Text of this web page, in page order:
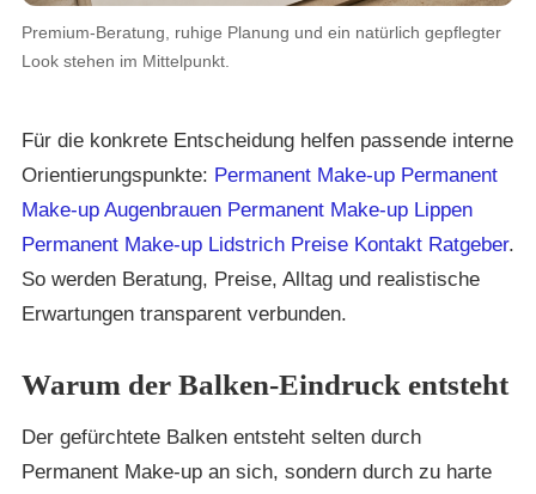
Premium-Beratung, ruhige Planung und ein natürlich gepflegter
Look stehen im Mittelpunkt.
Für die konkrete Entscheidung helfen passende interne
Orientierungspunkte: Permanent Make-up Permanent
Make-up Augenbrauen Permanent Make-up Lippen
Permanent Make-up Lidstrich Preise Kontakt Ratgeber.
So werden Beratung, Preise, Alltag und realistische
Erwartungen transparent verbunden.
Warum der Balken-Eindruck entsteht
Der gefürchtete Balken entsteht selten durch
Permanent Make-up an sich, sondern durch zu harte